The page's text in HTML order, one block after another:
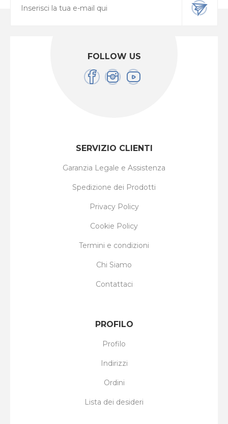
FOLLOW US
SERVIZIO CLIENTI
Garanzia Legale e Assistenza
Spedizione dei Prodotti
Privacy Policy
Cookie Policy
Termini e condizioni
Chi Siamo
Contattaci
PROFILO
Profilo
Indirizzi
Ordini
Lista dei desideri